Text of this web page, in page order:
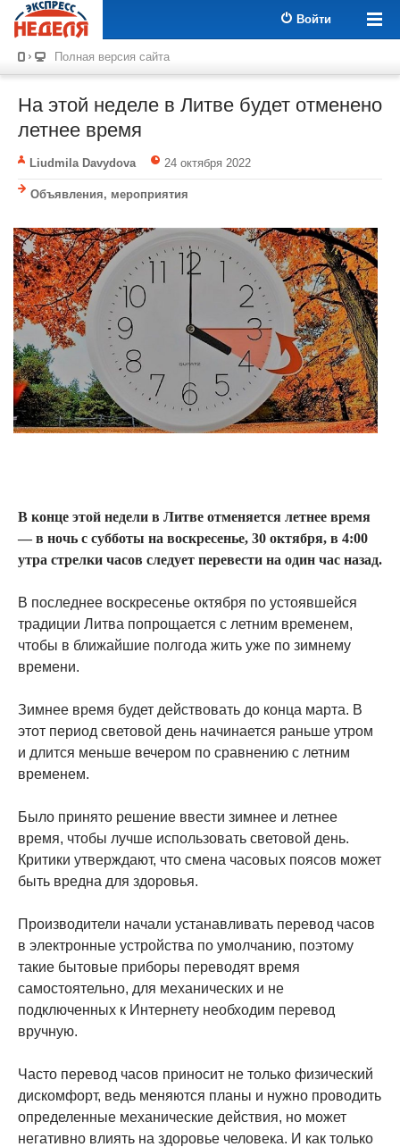
Войти
Полная версия сайта
На этой неделе в Литве будет отменено
летнее время
Liudmila Davydova 24 октября 2022
Объявления, мероприятия
В конце этой недели в Литве отменяется летнее время
— в ночь с субботы на воскресенье, 30 октября, в 4:00
утра стрелки часов следует перевести на один час назад.
В последнее воскресенье октября по устоявшейся
традиции Литва попрощается с летним временем,
чтобы в ближайшие полгода жить уже по зимнему
времени.
Зимнее время будет действовать до конца марта. В
этот период световой день начинается раньше утром
и длится меньше вечером по сравнению с летним
временем.
Было принято решение ввести зимнее и летнее
время, чтобы лучше использовать световой день.
Критики утверждают, что смена часовых поясов может
быть вредна для здоровья.
Производители начали устанавливать перевод часов
в электронные устройства по умолчанию, поэтому
такие бытовые приборы переводят время
самостоятельно, для механических и не
подключенных к Интернету необходим перевод
вручную.
Часто перевод часов приносит не только физический
дискомфорт, ведь меняются планы и нужно проводить
определенные механические действия, но может
негативно влиять на здоровье человека. И как только